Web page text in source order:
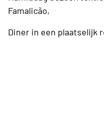
Famalicão,
Diner in een plaatselijk